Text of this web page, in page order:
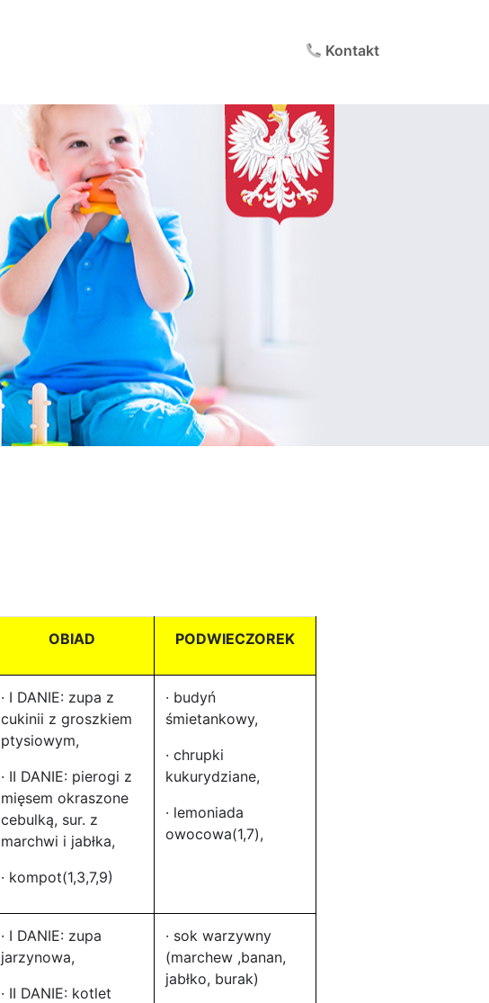
Kontakt
OBIAD PODWIECZOREK
· I DANIE: zupa z
cukinii z groszkiem
ptysiowym,
· II DANIE: pierogi z
mięsem okraszone
cebulką, sur. z
marchwi i jabłka,
· kompot(1,3,7,9)
· budyń
śmietankowy,
· chrupki
kukurydziane,
· lemoniada
owocowa(1,7),
· I DANIE: zupa
jarzynowa,
· II DANIE: kotlet
· sok warzywny
(marchew ,banan,
jabłko, burak)